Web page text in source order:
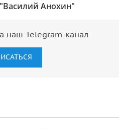
Анохин"
наш Telegram-канал